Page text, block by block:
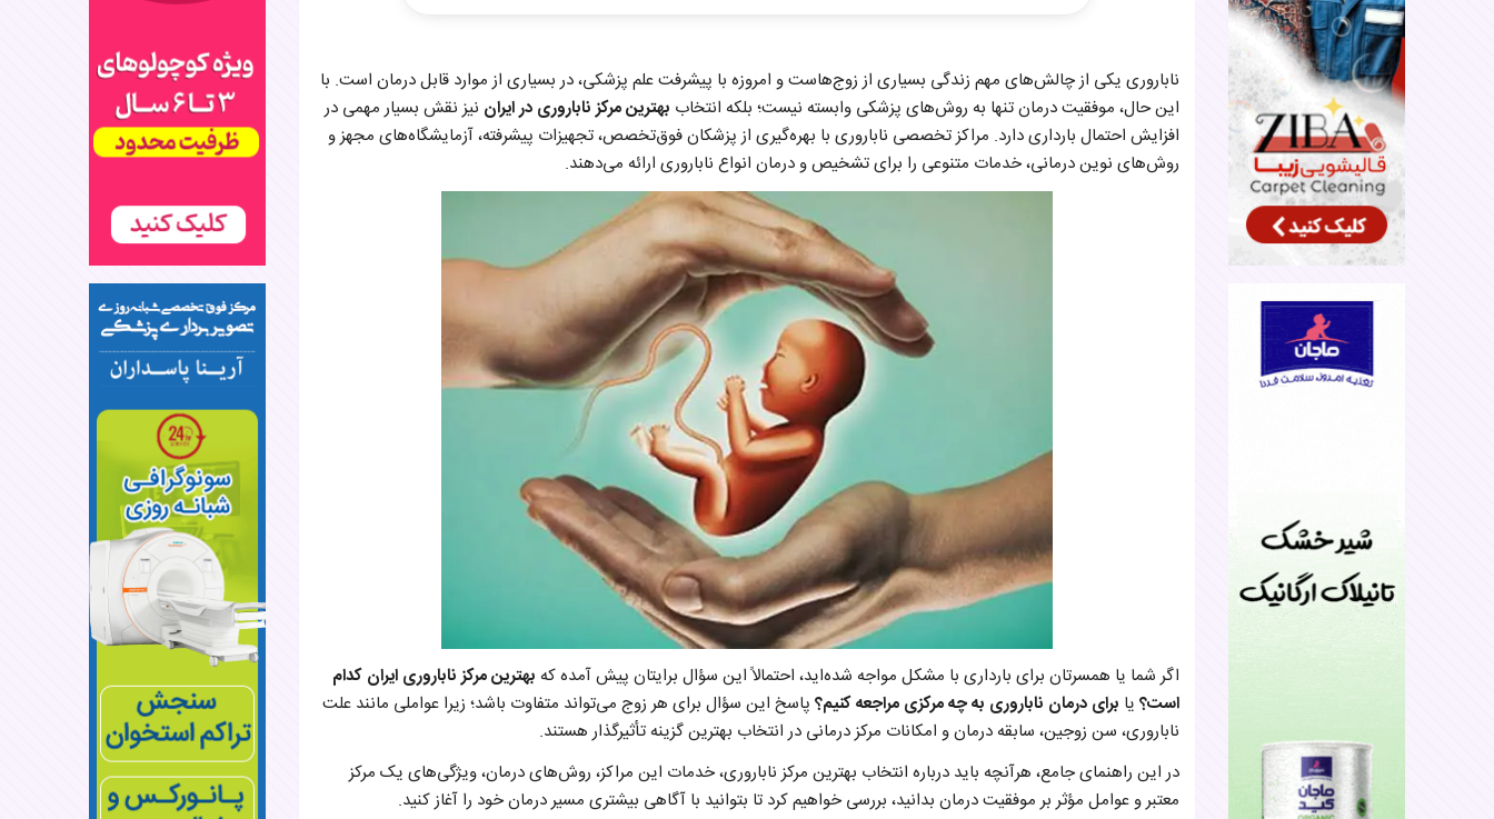
۱. حضور پزشکان فوق تخصص ناباروری
۲. استفاده از تجهیزات پیشرفته
۳. ارائه تمامی خدمات در یک مرکز
۴. نرخ موفقیت مناسب
۵. رعایت استانداردهای بین‌المللی
مرکز ناباروری پویش؛ یکی از مراکز تخصصی درمان ناباروری در ایران
میکرواینجکشن (ICSI)
فریز تخمک
فریز جنین
درمان ناباروری مردان
تغذیه مناسب در دوران درمان ناباروری
آیا استرس بر ناباروری تأثیر دارد؟
آیا سبک زندگی بر باروری تأثیر دارد؟
ناباروری یکی از چالش‌های مهم زندگی بسیاری از زوج‌هاست و امروزه با پیشرفت علم پزشکی، در بسیاری از موارد قابل درمان است. با
این حال، موفقیت درمان تنها به روش‌های پزشکی وابسته نیست؛ بلکه انتخاب بهترین مرکز ناباروری در ایران نیز نقش بسیار مهمی در
افزایش احتمال بارداری دارد. مراکز تخصصی ناباروری با بهره‌گیری از پزشکان فوق‌تخصص، تجهیزات پیشرفته، آزمایشگاه‌های مجهز و
روش‌های نوین درمانی، خدمات متنوعی را برای تشخیص و درمان انواع ناباروری ارائه می‌دهند.
اگر شما یا همسرتان برای بارداری با مشکل مواجه شده‌اید، احتمالاً این سؤال برایتان پیش آمده که بهترین مرکز ناباروری ایران کدام
است؟ یا برای درمان ناباروری به چه مرکزی مراجعه کنیم؟ پاسخ این سؤال برای هر زوج می‌تواند متفاوت باشد؛ زیرا عواملی مانند علت
ناباروری، سن زوجین، سابقه درمان و امکانات مرکز درمانی در انتخاب بهترین گزینه تأثیرگذار هستند.
در این راهنمای جامع، هرآنچه باید درباره انتخاب بهترین مرکز ناباروری، خدمات این مراکز، روش‌های درمان، ویژگی‌های یک مرکز
معتبر و عوامل مؤثر بر موفقیت درمان بدانید، بررسی خواهیم کرد تا بتوانید با آگاهی بیشتری مسیر درمان خود را آغاز کنید.